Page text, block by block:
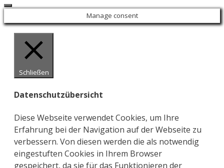
Close
Manage consent
Schließen
Datenschutzübersicht
Diese Webseite verwendet Cookies, um Ihre
Erfahrung bei der Navigation auf der Webseite zu
verbessern. Von diesen werden die als notwendig
eingestuften Cookies in Ihrem Browser
gespeichert, da sie für das Funktionieren der